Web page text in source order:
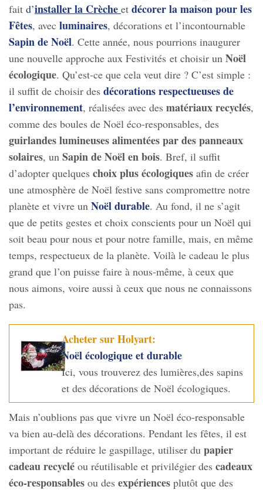
fait d’installer la Crèche et décorer la maison pour les
Fêtes, avec luminaires, décorations et l’incontournable
Sapin de Noël. Cette année, nous pourrions inaugurer
une nouvelle approche aux Festivités et choisir un Noël
écologique. Qu’est-ce que cela veut dire ? C’est simple :
il suffit de choisir des décorations respectueuses de
l’environnement, réalisées avec des matériaux recyclés,
comme des boules de Noël éco-responsables, des
guirlandes lumineuses alimentées par des panneaux
solaires, un Sapin de Noël en bois. Bref, il suffit
d’adopter quelques choix plus écologiques afin de créer
une atmosphère de Noël festive sans compromettre notre
planète et vivre un Noël durable. Au fond, il ne s’agit
que de petits gestes et choix conscients pour un Noël qui
soit beau pour nous et pour notre famille, mais, en même
temps, respectueux de la planète. Voilà le cadeau le plus
grand que l’on puisse faire à nous-même, à ceux que
nous aimons, voire aussi à ceux que nous ne connaissons
pas.
Acheter sur Holyart:
Noël écologique et durable
Ici, vous trouverez des lumières,des sapins
et des décorations de Noël écologiques.
Mais n’oublions pas que vivre un Noël éco-responsable
va bien au-delà des décorations. Pendant les fêtes, il est
important de réduire le gaspillage, utiliser du papier
cadeau recyclé ou réutilisable et privilégier des cadeaux
éco-responsables ou des expériences plutôt que des